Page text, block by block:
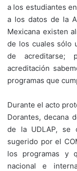
a los estudiantes
a los datos de la
Mexicana existen
de los cuales sólo
de acreditarse;
acreditación
programas que
Durante el acto
Dorantes, decana
de la UDLAP, se
sugerido por el
los programas y
nacional e